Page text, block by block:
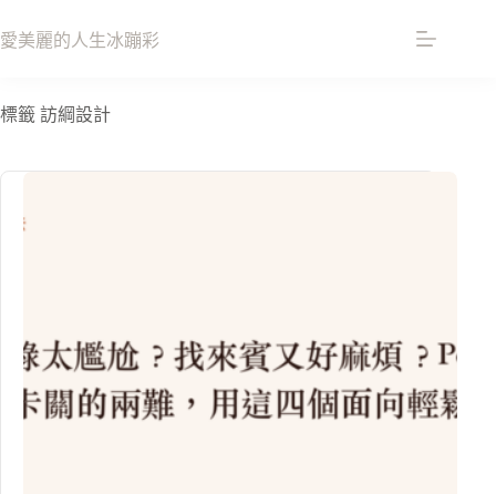
至
內
愛美麗的人生冰蹦彩
標籤 訪綱設計